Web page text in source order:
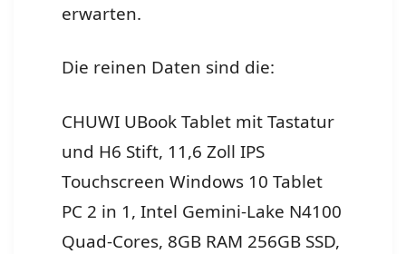
erwarten.
Die reinen Daten sind die:
CHUWI UBook Tablet mit Tastatur
und H6 Stift, 11,6 Zoll IPS
Touchscreen Windows 10 Tablet
PC 2 in 1, Intel Gemini-Lake N4100
Quad-Cores, 8GB RAM 256GB SSD,